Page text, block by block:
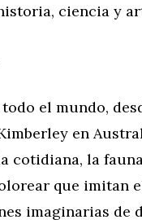
ciencia y
el mundo,
en
cotidiana, la
que imitan
imaginarias de